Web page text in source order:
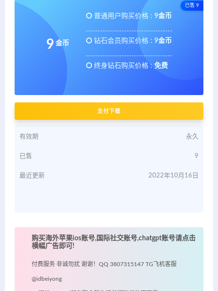
已售 9
9 金币
普通用户购买价格 : 9金币
钻石会员购买价格 : 9金币
终身钻石购买价格 : 免费
支付下载
有效期 永久
已售 9
最近更新 2022年10月16日
购买海外苹果ios账号,国际社交账号,chatgpt账号请点击
横幅广告即可!
付费服务 非诚勿扰 谢谢！QQ 3807315147 TG飞机客服
@idbeiyong